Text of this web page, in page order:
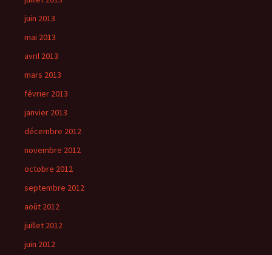
juin 2013
mai 2013
avril 2013
mars 2013
février 2013
janvier 2013
décembre 2012
novembre 2012
octobre 2012
septembre 2012
août 2012
juillet 2012
juin 2012